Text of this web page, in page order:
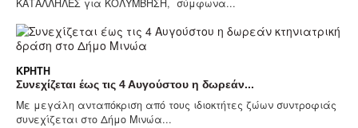
ΚΑΤΑΛΛΗΛΕΣ για ΚΟΛΥΜΒΗΣΗ, σύμφωνα...
ΚΡΉΤΗ
Συνεχίζεται έως τις 4 Αυγούστου η δωρεάν...
Με μεγάλη ανταπόκριση από τους ιδιοκτήτες ζώων συντροφιάς
συνεχίζεται στο Δήμο Μινώα...